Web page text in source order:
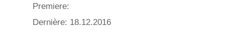
Premiere:
Dernière: 18.12.2016